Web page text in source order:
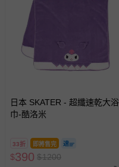
日本 SKATER - 超纖速乾大浴
巾-酷洛米
33折 即將售完
$390 $1200